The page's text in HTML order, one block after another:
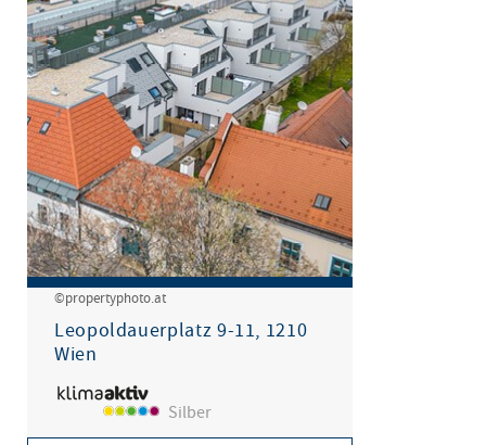
©propertyphoto.at
Leopoldauerplatz 9-11, 1210
Wien
Silber